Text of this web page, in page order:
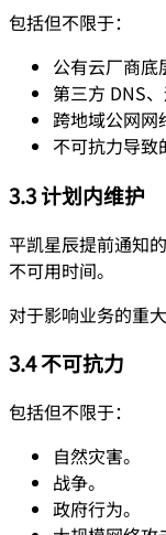
包括但不限于：
公有云厂商底
第三方 DNS
跨地域公网网
不可抗力导致
3.3 计划内维护
平凯星辰提前通知
不可用时间。
对于影响业务的重
3.4 不可抗力
包括但不限于：
自然灾害。
战争。
政府行为。